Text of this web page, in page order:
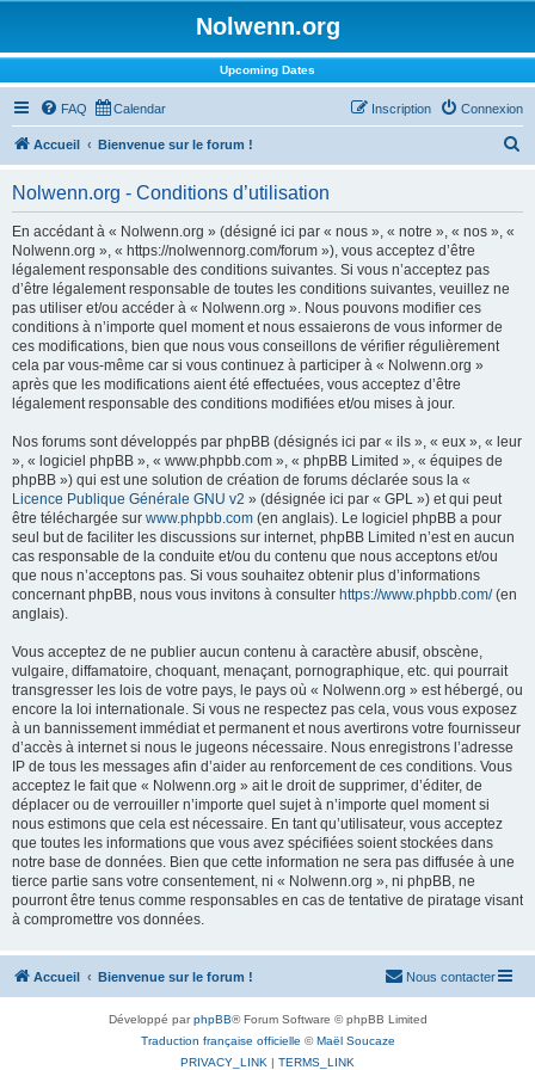
Nolwenn.org
Upcoming Dates
FAQ Calendar Connexion
Inscription
Accueil Bienvenue sur le forum !
Nolwenn.org - Conditions d’utilisation
En accédant à « Nolwenn.org » (désigné ici par « nous », « notre », « nos », «
Nolwenn.org », « https://nolwennorg.com/forum »), vous acceptez d’être
légalement responsable des conditions suivantes. Si vous n’acceptez pas
d’être légalement responsable de toutes les conditions suivantes, veuillez ne
pas utiliser et/ou accéder à « Nolwenn.org ». Nous pouvons modifier ces
conditions à n’importe quel moment et nous essaierons de vous informer de
ces modifications, bien que nous vous conseillons de vérifier régulièrement
cela par vous-même car si vous continuez à participer à « Nolwenn.org »
après que les modifications aient été effectuées, vous acceptez d’être
légalement responsable des conditions modifiées et/ou mises à jour.
Nos forums sont développés par phpBB (désignés ici par « ils », « eux », « leur
», « logiciel phpBB », « www.phpbb.com », « phpBB Limited », « équipes de
phpBB ») qui est une solution de création de forums déclarée sous la «
Licence Publique Générale GNU v2 » (désignée ici par « GPL ») et qui peut
être téléchargée sur www.phpbb.com (en anglais). Le logiciel phpBB a pour
seul but de faciliter les discussions sur internet, phpBB Limited n’est en aucun
cas responsable de la conduite et/ou du contenu que nous acceptons et/ou
que nous n’acceptons pas. Si vous souhaitez obtenir plus d’informations
concernant phpBB, nous vous invitons à consulter https://www.phpbb.com/(en
anglais).
Vous acceptez de ne publier aucun contenu à caractère abusif, obscène,
vulgaire, diffamatoire, choquant, menaçant, pornographique, etc. qui pourrait
transgresser les lois de votre pays, le pays où « Nolwenn.org » est hébergé, ou
encore la loi internationale. Si vous ne respectez pas cela, vous vous exposez
à un bannissement immédiat et permanent et nous avertirons votre fournisseur
d’accès à internet si nous le jugeons nécessaire. Nous enregistrons l’adresse
IP de tous les messages afin d’aider au renforcement de ces conditions. Vous
acceptez le fait que « Nolwenn.org » ait le droit de supprimer, d’éditer, de
déplacer ou de verrouiller n’importe quel sujet à n’importe quel moment si
nous estimons que cela est nécessaire. En tant qu’utilisateur, vous acceptez
que toutes les informations que vous avez spécifiées soient stockées dans
notre base de données. Bien que cette information ne sera pas diffusée à une
tierce partie sans votre consentement, ni « Nolwenn.org », ni phpBB, ne
pourront être tenus comme responsables en cas de tentative de piratage visant
à compromettre vos données.
Accueil Bienvenue sur le forum ! Nous contacter
Développé parphpBB® Forum Software © phpBB Limited
Traduction française officielle ©Maël Soucaze
PRIVACY_LINK | TERMS_LINK